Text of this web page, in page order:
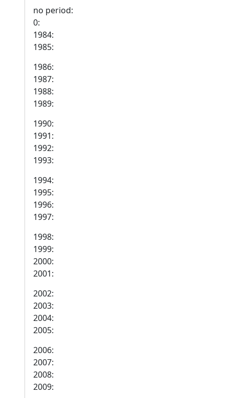
no period:
0:
1984:
1985:
1986:
1987:
1988:
1989:
1990:
1991:
1992:
1993:
1994:
1995:
1996:
1997:
1998:
1999:
2000:
2001:
2002:
2003:
2004:
2005:
2006:
2007:
2008:
2009: